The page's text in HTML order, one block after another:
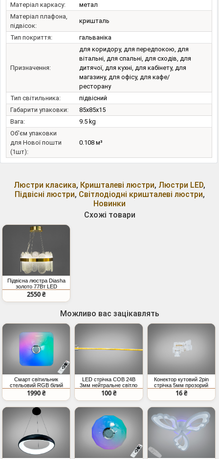
Матеріал каркасу:
метал
Матеріал плафона,
підвісок:
кришталь
Тип покриття: гальваніка
Призначення:
для коридору, для передпокою, для
вітальні, для спальні, для сходів, для
дитячої, для кухні, для кабінету, для
магазину, для офісу, для кафе/
ресторану
Тип світильника:
підвісний
Габарити упаковки:
85x85x15
Вага:
9.5 kg
Об'єм упаковки
для Нової пошти
(1шт):
0.108 м³
Люстри класика, Кришталеві люстри, Люстри LED,
Підвісні люстри, Світлодіодні кришталеві люстри,
Новинки
Схожі товари
Підвісна люстра Diasha
золото 77Вт LED
кришталь
2550 ₴
Можливо вас зацікавлять
Смарт світильник
стельовий RGB білий
80Вт BT
1990 ₴
LED стрічка COB 24В
3мм нейтральне світло
IP20
100 ₴
Конектор кутовий 2pin
стрічка 5мм прозорий
SMD COB
16 ₴